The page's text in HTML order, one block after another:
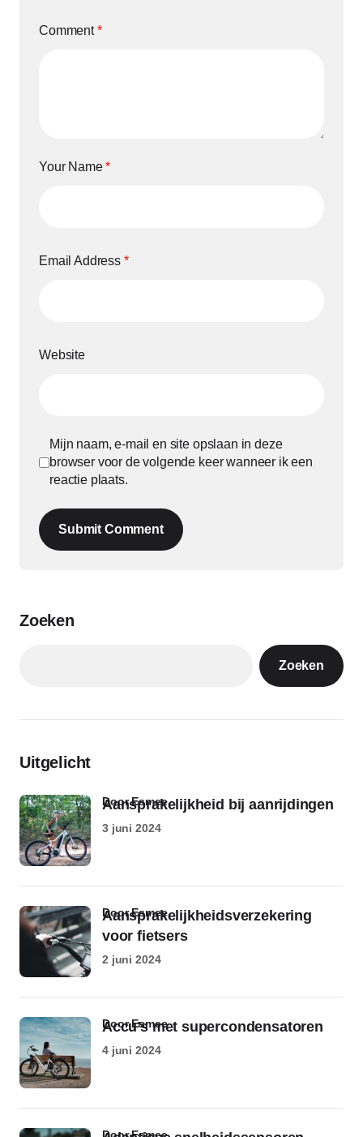
Comment*
Your Name*
Email Address *
Website
Mijn naam, e-mail en site opslaan in deze
browser voor de volgende keer wanneer ik een
reactie plaats.
Submit Comment
Zoeken
Zoeken
Uitgelicht
Aansprakelijkheid bij aanrijdingen
door Esmee
3 juni 2024
Aansprakelijkheidsverzekering
voor fietsers
door Esmee
2 juni 2024
Accu’s met supercondensatoren
door Esmee
4 juni 2024